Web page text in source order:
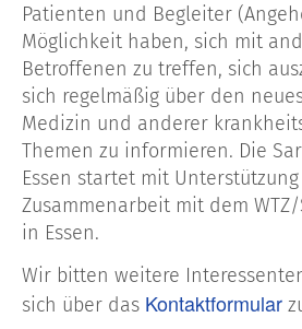
Patienten und Begleiter
Möglichkeit haben, sich mit
Betroffenen zu treffen, sich
sich regelmäßig über den
Medizin und anderer
Themen zu informieren. Die
Essen startet mit
Zusammenarbeit mit dem
in Essen.
Wir bitten weitere
sich über das Kontaktformular